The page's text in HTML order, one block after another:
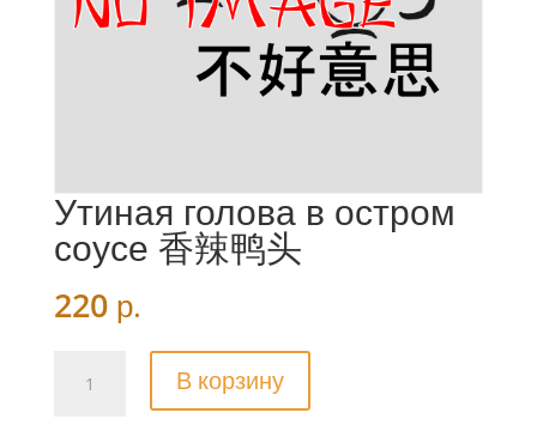
Утиная голова в остром
соусе 香辣鸭头
220 р.
товара
В корзину